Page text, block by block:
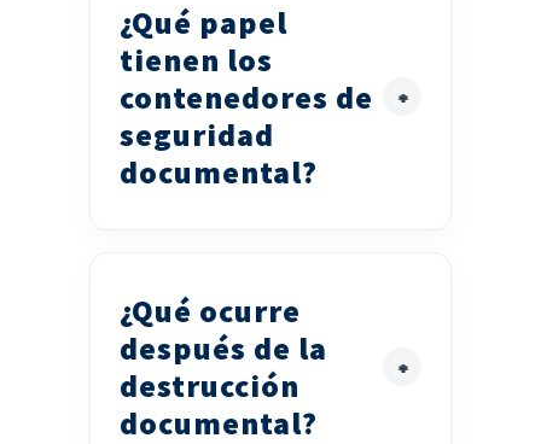
¿Qué papel
tienen los
contenedores de
seguridad
documental?
¿Qué ocurre
después de la
destrucción
documental?